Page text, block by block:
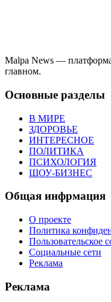
Malpa News —
главном.
Основные разделы
В МИРЕ
ЗДОРОВЬЕ
ИНТЕРЕСНОЕ
ПОЛИТИКА
ПСИХОЛОГИЯ
ШОУ-БИЗНЕС
Общая инфрмация
О проекте
Политика
Пользовательское
Социальные сети
Реклама
Реклама